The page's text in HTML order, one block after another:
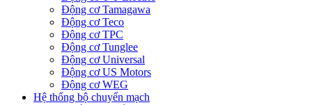
Động cơ Tamagawa
Động cơ Teco
Động cơ TPC
Động cơ Tunglee
Động cơ Universal
Động cơ US Motors
Động cơ WEG
Hệ thống bộ chuyển mạch